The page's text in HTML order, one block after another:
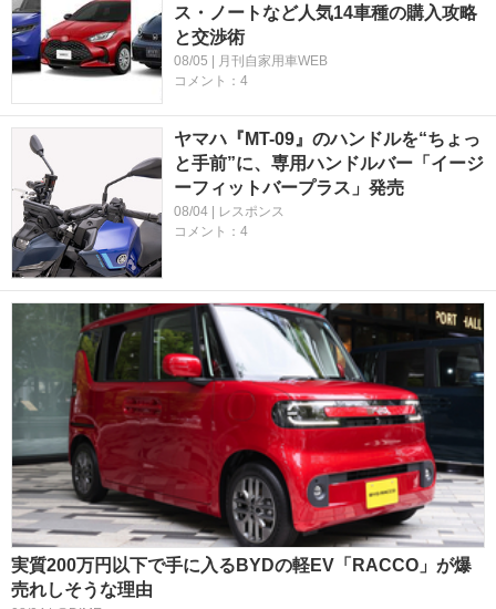
ス・ノートなど人気14車種の購入攻略
と交渉術
08/05 | 月刊自家用車WEB
コメント：4
ヤマハ『MT-09』のハンドルを“ちょっ
と手前”に、専用ハンドルバー「イージ
ーフィットバープラス」発売
08/04 | レスポンス
コメント：4
実質200万円以下で手に入るBYDの軽EV「RACCO」が爆
売れしそうな理由